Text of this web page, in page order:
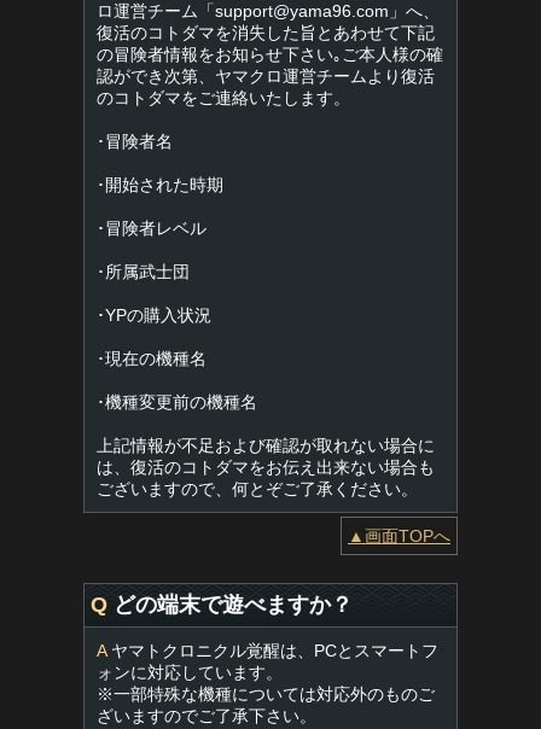
ロ運営チーム「support@yama96.com 」へ、
復活のコトダマを消失した旨とあわせて下記
の冒険者情報をお知らせ下さい｡ご本人様の確
認ができ次第、ヤマクロ運営チームより復活
のコトダマをご連絡いたします。
･冒険者名
･開始された時期
･冒険者レベル
･所属武士団
･YPの購入状況
･現在の機種名
･機種変更前の機種名
上記情報が不足および確認が取れない場合に
は、復活のコトダマをお伝え出来ない場合も
ございますので、何とぞご了承ください。
▲画面TOPへ
Q どの端末で遊べますか？
Aヤマトクロニクル覚醒は、PCとスマートフ
ォンに対応しています。
※一部特殊な機種については対応外のものご
ざいますのでご了承下さい。